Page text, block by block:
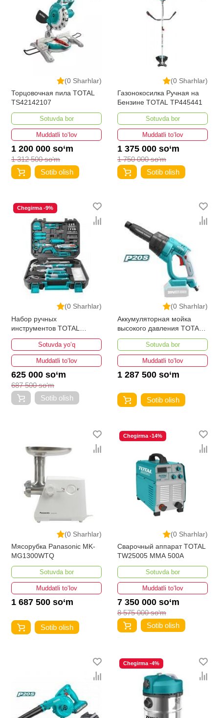
(0 Sharhlar)
Торцовочная пила TOTAL
TS42142107
Sotuvda bor
Muddatli to‘lov
1 200 000 so‘m
1 312 500 so‘m
Sotib olish
(0 Sharhlar)
Газонокосилка Ручная на
Бензине TOTAL TP445441
Sotuvda bor
Muddatli to‘lov
1 375 000 so‘m
1 750 000 so‘m
Sotib olish
(0 Sharhlar)
Chegirma -9%
Набор ручных
инструментов TOTAL
THKTHP21306
Sotuvda yo‘q
Muddatli to‘lov
625 000 so‘m
687 500 so‘m
Sotib olish
(0 Sharhlar)
Аккумуляторная мойка
высокого давления TOTAL
TPWLI20084
Sotuvda bor
Muddatli to‘lov
1 287 500 so‘m
Sotib olish
(0 Sharhlar)
Мясорубка Panasonic MK-
MG1300WTQ
Sotuvda bor
Muddatli to‘lov
1 687 500 so‘m
Sotib olish
(0 Sharhlar)
Chegirma -14%
Сварочный аппарат TOTAL
TW25005 MMA 500A
Sotuvda bor
Muddatli to‘lov
7 350 000 so‘m
8 575 000 so‘m
Sotib olish
Chegirma -4%